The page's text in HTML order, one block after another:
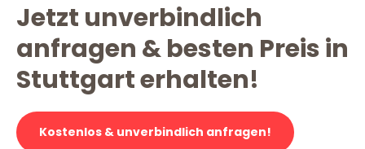
Jetzt unverbindlich
anfragen & besten Preis in
Stuttgart erhalten!
Kostenlos & unverbindlich anfragen!